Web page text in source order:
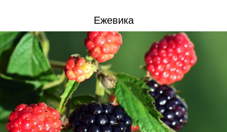
Ежевика